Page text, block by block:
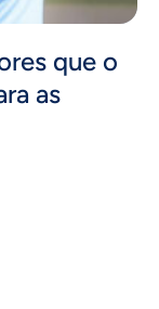
que o
as